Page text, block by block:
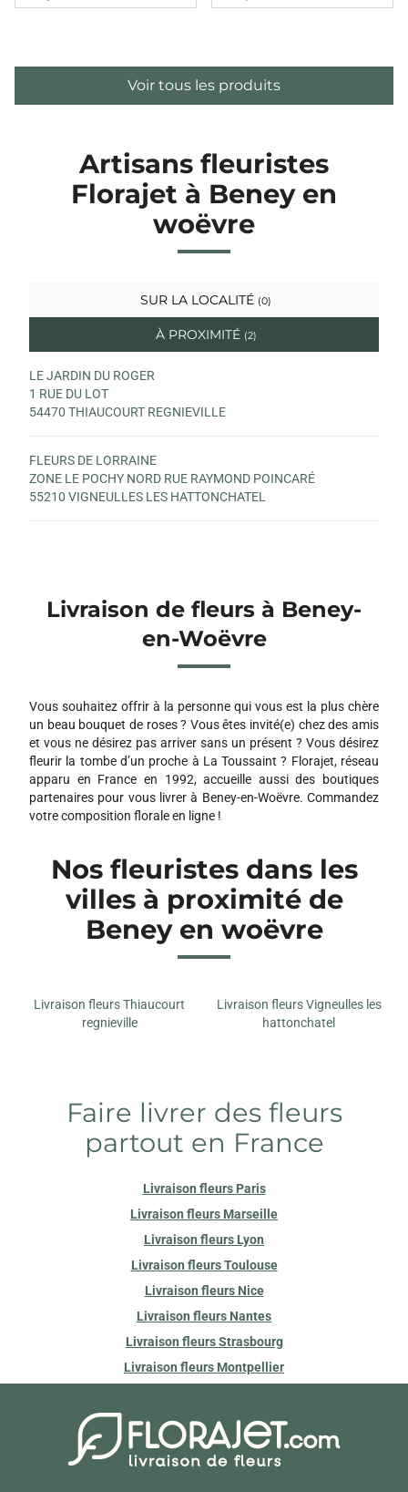
Voir tous les produits
Artisans fleuristes
Florajet à Beney en
woëvre
SUR LA LOCALITÉ (0)
À PROXIMITÉ (2)
LE JARDIN DU ROGER
1 RUE DU LOT
54470 THIAUCOURT REGNIEVILLE
FLEURS DE LORRAINE
ZONE LE POCHY NORD RUE RAYMOND POINCARÉ
55210 VIGNEULLES LES HATTONCHATEL
Livraison de fleurs à Beney-
en-Woëvre
Vous souhaitez offrir à la personne qui vous est la plus chère
un beau bouquet de roses ? Vous êtes invité(e) chez des amis
et vous ne désirez pas arriver sans un présent ? Vous désirez
fleurir la tombe d’un proche à La Toussaint ? Florajet, réseau
apparu en France en 1992, accueille aussi des boutiques
partenaires pour vous livrer à Beney-en-Woëvre. Commandez
votre composition florale en ligne !
Nos fleuristes dans les
villes à proximité de
Beney en woëvre
Livraison fleurs Thiaucourt
regnieville
Livraison fleurs Vigneulles les
hattonchatel
Faire livrer des fleurs
partout en France
Livraison fleurs Paris
Livraison fleurs Marseille
Livraison fleurs Lyon
Livraison fleurs Toulouse
Livraison fleurs Nice
Livraison fleurs Nantes
Livraison fleurs Strasbourg
Livraison fleurs Montpellier